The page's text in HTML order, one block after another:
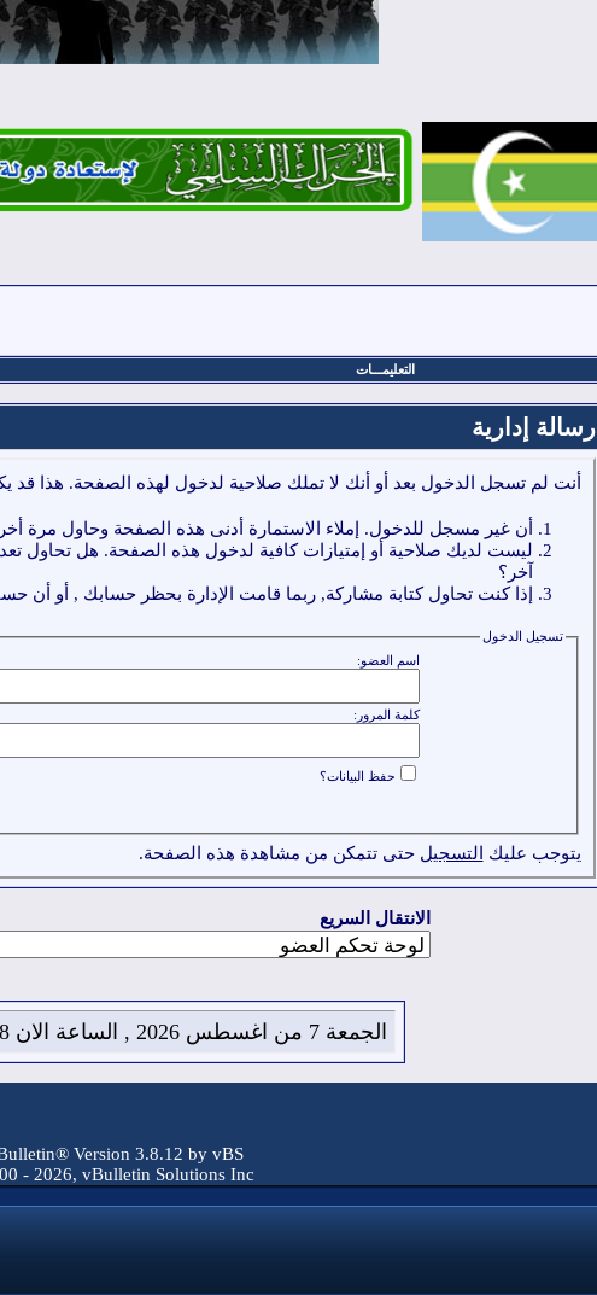
التعليمـــات
رسالة إدارية
أنت لم تسجل الدخول بعد أو أنك لا تملك صلاحية لدخول لهذه الصفحة. هذا قد
أن غير مسجل للدخول. إملاء الاستمارة أدنى هذه الصفحة وحاول مرة
ليست لديك صلاحية أو إمتيازات كافية لدخول هذه الصفحة. هل تحاول
آخر؟
إذا كنت تحاول كتابة مشاركة, ربما قامت الإدارة بحظر حسابك , أو أن
تسجيل الدخول
اسم العضو:
كلمة المرور:
حفظ البيانات؟
يتوجب عليك التسجيل حتى تتمكن من مشاهدة هذه الصفحة.
الانتقال السريع
الجمعة 7 من اغسطس 2026 , الساعة الان 02:31:38 صباحاً.
Version 3.8.12 by vBS
- 2026, vBulletin Solutions Inc.